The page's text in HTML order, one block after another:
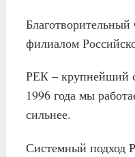
филиалом
РЕК – крупнейший
1996 года мы
сильнее.
Системный подход